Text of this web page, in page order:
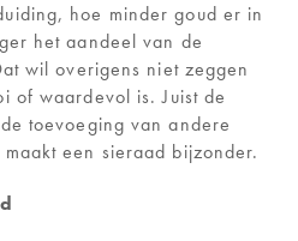
hoe minder goud er in
het aandeel van de
wil overigens niet zeggen
of waardevol is. Juist de
toevoeging van andere
een sieraad bijzonder.